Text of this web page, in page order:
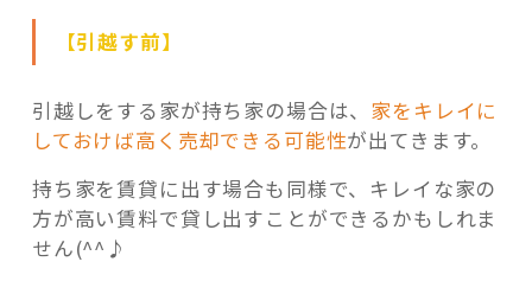
【引越す前】
引越しをする家が持ち家の場合は、 家をキレイに
しておけば高く売却できる可能性が出てきます。
持ち家を賃貸に出す場合も同様で、キレイな家の
方が高い賃料で貸し出すことができるかもしれま
せん(^^♪